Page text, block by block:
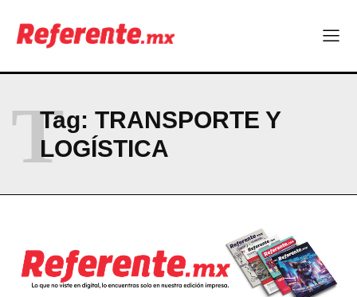
Más escuelas renovadas: fortalecen espacios para el regreso
a clases
Company
ABOUT
PRIVACY POLICY
NEWSLETTER
Tag: TRANSPORTE Y
LOGÍSTICA
T